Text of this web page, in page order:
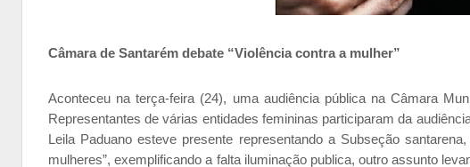
Câmara de Santarém debate “Violência contra a mulher”
Aconteceu na terça-feira (24), uma audiência pública na Câmara
Representantes de várias entidades femininas participaram da
Leila Paduano esteve presente representando a Subseção
mulheres”, exemplificando a falta iluminação publica, outro assunto